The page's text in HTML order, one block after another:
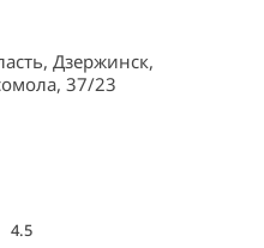
Дзержинск,
37/23
4.5